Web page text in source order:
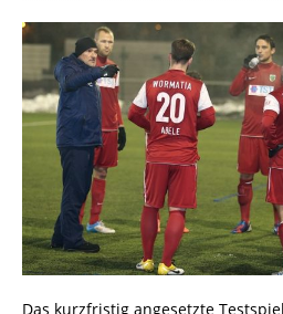
Das kurzfristig angesetzte